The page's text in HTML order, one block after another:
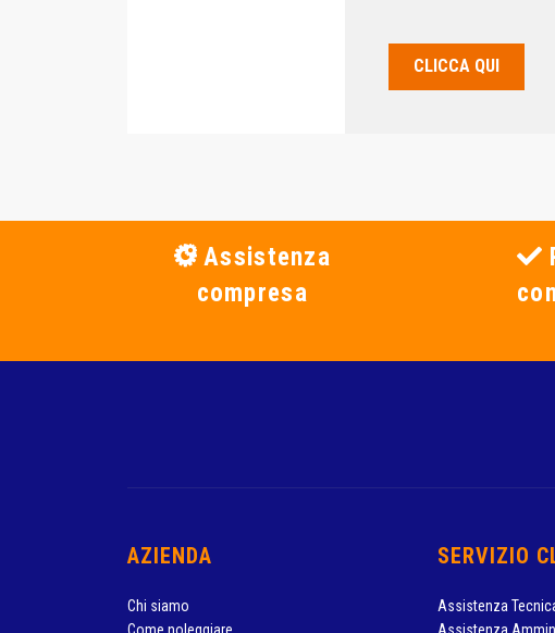
CLICCA QUI
Assistenza
compresa
AZIENDA
Chi siamo
SERVIZIO
Assistenza